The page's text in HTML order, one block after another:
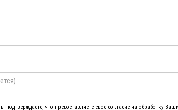
что предоставляете свое согласие на обработку